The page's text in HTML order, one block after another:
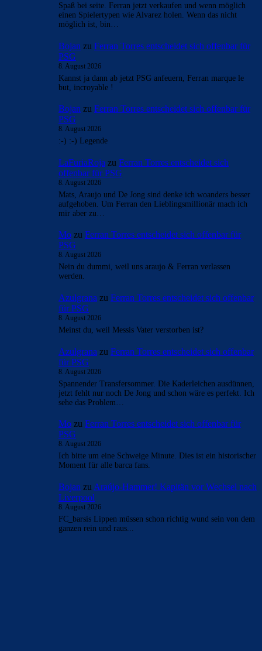
Spaß bei seite. Ferran jetzt verkaufen und wenn möglich
einen Spielertypen wie Alvarez holen. Wenn das nicht
möglich ist, bin…
Bojan zu Ferran Torres entscheidet sich offenbar für
PSG
8. August 2026
Kannst ja dann ab jetzt PSG anfeuern, Ferran marque le
but, incroyable !
Bojan zu Ferran Torres entscheidet sich offenbar für
PSG
8. August 2026
:-) :-) Legende
LaFuriaRoja zu Ferran Torres entscheidet sich
offenbar für PSG
8. August 2026
Mats, Araujo und De Jong sind denke ich woanders besser
aufgehoben. Um Ferran den Lieblingsmillionär mach ich
mir aber zu…
Mo zu Ferran Torres entscheidet sich offenbar für
PSG
8. August 2026
Nein du dummi, weil uns araujo & Ferran verlassen
werden.
Azulgrana zu Ferran Torres entscheidet sich offenbar
für PSG
8. August 2026
Meinst du, weil Messis Vater verstorben ist?
Azulgrana zu Ferran Torres entscheidet sich offenbar
für PSG
8. August 2026
Spannender Transfersommer. Die Kaderleichen ausdünnen,
jetzt fehlt nur noch De Jong und schon wäre es perfekt. Ich
sehe das Problem…
Mo zu Ferran Torres entscheidet sich offenbar für
PSG
8. August 2026
Ich bitte um eine Schweige Minute. Dies ist ein historischer
Moment für alle barca fans.
Bojan zu Araújo-Hammer! Kapitän vor Wechsel nach
Liverpool
8. August 2026
FC_barsis Lippen müssen schon richtig wund sein von dem
ganzen rein und raus...